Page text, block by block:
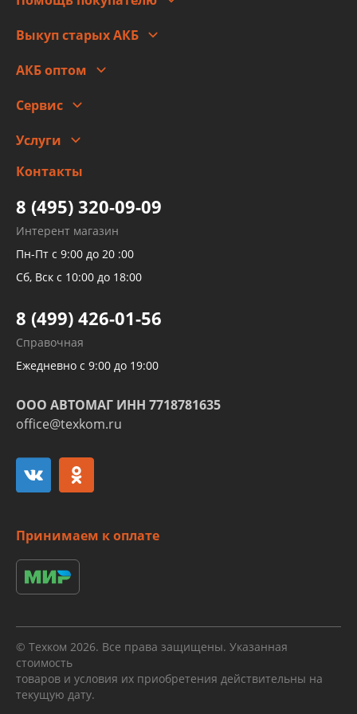
Правовая информация
Оплата
Гарантии и возврат
Выкуп старых АКБ
АКБ оптом
Сервис
Заправка кондиционера авто
Детейлинг
Услуги
высокого давления
Тормозных трубок
Рукавов гидроусилителей
Рукавов компрессоров и турбин
Трубок кондиционеров
Развертка пайка медных стальных
алюминиевых трубок и штуцеров
Контакты
8 (495) 320-09-09
Интерент магазин
Пн-Пт с 9:00 до 20 :00
Сб, Вск с 10:00 до 18:00
8 (499) 426-01-56
Справочная
Ежедневно с 9:00 до 19:00
ООО АВТОМАГ ИНН 7718781635
office@texkom.ru
Принимаем к оплате
© Техком 2026. Все права защищены. Указанная
стоимость
товаров и условия их приобретения действительны на
текущую дату.